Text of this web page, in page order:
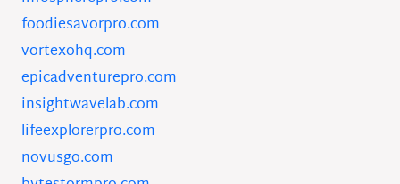
foodiesavorpro.com
vortexohq.com
epicadventurepro.com
insightwavelab.com
lifeexplorerpro.com
novusgo.com